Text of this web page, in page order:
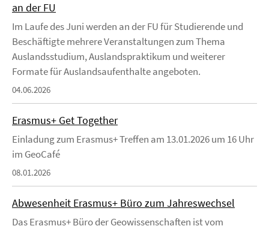
an der FU
Im Laufe des Juni werden an der FU für Studierende und
Beschäftigte mehrere Veranstaltungen zum Thema
Auslandsstudium, Auslandspraktikum und weiterer
Formate für Auslandsaufenthalte angeboten.
04.06.2026
Erasmus+ Get Together
Einladung zum Erasmus+ Treffen am 13.01.2026 um 16 Uhr
im GeoCafé
08.01.2026
Abwesenheit Erasmus+ Büro zum Jahreswechsel
Das Erasmus+ Büro der Geowissenschaften ist vom